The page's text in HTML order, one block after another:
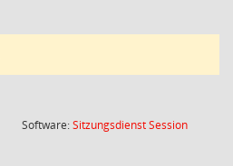
Software:SitzungsdienstSession(Wird in